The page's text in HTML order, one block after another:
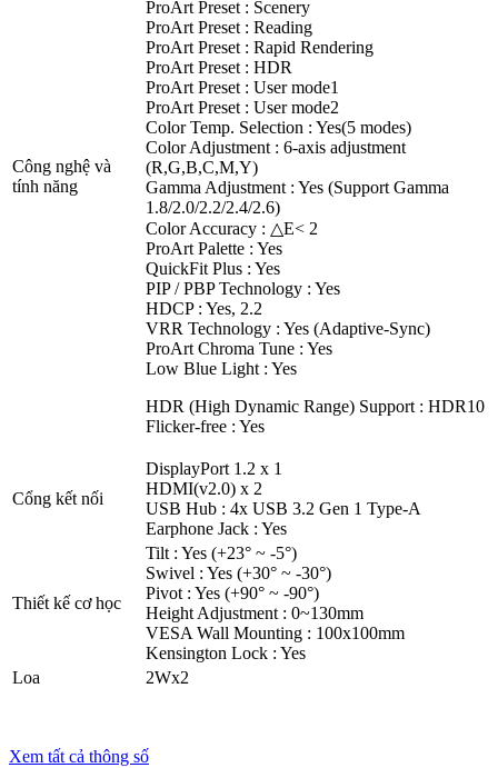
Công nghệ và
tính năng
ProArt Preset : Scenery
ProArt Preset : Reading
ProArt Preset : Rapid Rendering
ProArt Preset : HDR
ProArt Preset : User mode1
ProArt Preset : User mode2
Color Temp. Selection : Yes(5 modes)
Color Adjustment : 6-axis adjustment
(R,G,B,C,M,Y)
Gamma Adjustment : Yes (Support Gamma
1.8/2.0/2.2/2.4/2.6)
Color Accuracy : △E< 2
ProArt Palette : Yes
QuickFit Plus : Yes
PIP / PBP Technology : Yes
HDCP : Yes, 2.2
VRR Technology : Yes (Adaptive-Sync)
ProArt Chroma Tune : Yes
Low Blue Light : Yes
HDR (High Dynamic Range) Support : HDR10
Flicker-free : Yes
Cổng kết nối
DisplayPort 1.2 x 1
HDMI(v2.0) x 2
USB Hub : 4x USB 3.2 Gen 1 Type-A
Earphone Jack : Yes
Thiết kế cơ học
Tilt : Yes (+23° ~ -5°)
Swivel : Yes (+30° ~ -30°)
Pivot : Yes (+90° ~ -90°)
Height Adjustment : 0~130mm
VESA Wall Mounting : 100x100mm
Kensington Lock : Yes
Loa
2Wx2
Xem tất cả thông số